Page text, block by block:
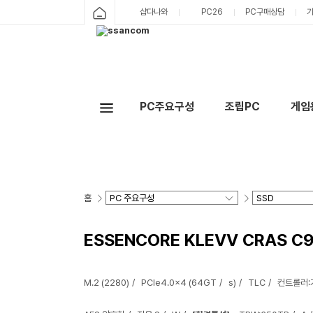
샵다나와 PC26 PC구매상담
PC주요구성 조립PC 게
홈
ESSENCORE KLEVV CRAS
M.2 (2280) PCIe4.0x4 (64GT s) TLC 컨트롤러: